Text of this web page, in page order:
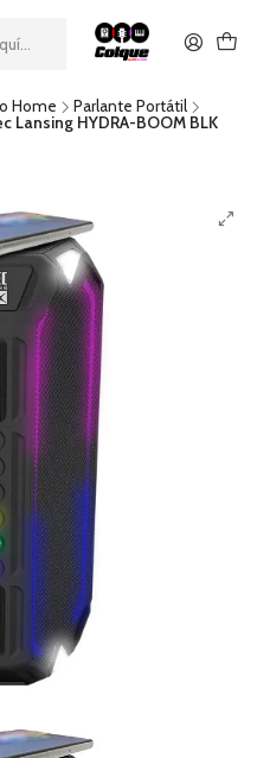
con transferencia bancaria
Este descuento no es
a gastos de envío.
Home
Parlante Portátil
HYDRA-BOOM BLK